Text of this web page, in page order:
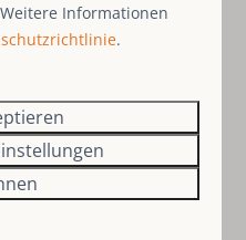
relativ weniger
zusätzlich zur
Gäste– Ein fester
wird und
zusteht. Dieser
für die
unabhängig von der
Informationen
.